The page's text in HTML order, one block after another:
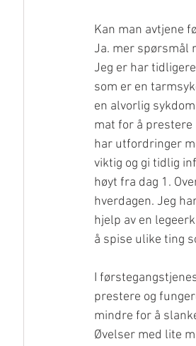
Kan man avtjene
Ja. mer spørsmål
Jeg er har
som er en
en alvorlig
mat for å prestere
har utfordringer
viktig og gi tidlig
høyt fra dag 1.
hverdagen. Jeg
hjelp av en
å spise ulike ting
I
prestere og
mindre for å
Øvelser med lite